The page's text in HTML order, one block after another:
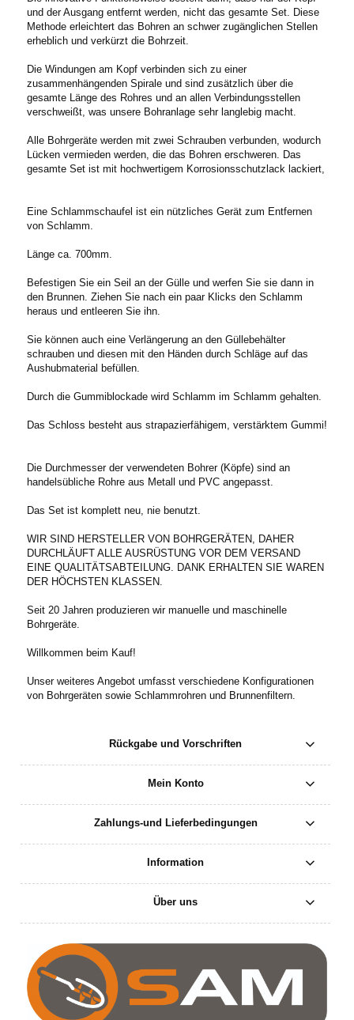
und der Ausgang entfernt werden, nicht das gesamte Set. Diese
Methode erleichtert das Bohren an schwer zugänglichen Stellen
erheblich und verkürzt die Bohrzeit.
Die Windungen am Kopf verbinden sich zu einer
zusammenhängenden Spirale und sind zusätzlich über die
gesamte Länge des Rohres und an allen Verbindungsstellen
verschweißt, was unsere Bohranlage sehr langlebig macht.
Alle Bohrgeräte werden mit zwei Schrauben verbunden, wodurch
Lücken vermieden werden, die das Bohren erschweren. Das
gesamte Set ist mit hochwertigem Korrosionsschutzlack lackiert,
Eine Schlammschaufel ist ein nützliches Gerät zum Entfernen
von Schlamm.
Länge ca. 700mm.
Befestigen Sie ein Seil an der Gülle und werfen Sie sie dann in
den Brunnen. Ziehen Sie nach ein paar Klicks den Schlamm
heraus und entleeren Sie ihn.
Sie können auch eine Verlängerung an den Güllebehälter
schrauben und diesen mit den Händen durch Schläge auf das
Aushubmaterial befüllen.
Durch die Gummiblockade wird Schlamm im Schlamm gehalten.
Das Schloss besteht aus strapazierfähigem, verstärktem Gummi!
Die Durchmesser der verwendeten Bohrer (Köpfe) sind an
handelsübliche Rohre aus Metall und PVC angepasst.
Das Set ist komplett neu, nie benutzt.
WIR SIND HERSTELLER VON BOHRGERÄTEN, DAHER
DURCHLÄUFT ALLE AUSRÜSTUNG VOR DEM VERSAND
EINE QUALITÄTSABTEILUNG. DANK ERHALTEN SIE WAREN
DER HÖCHSTEN KLASSEN.
Seit 20 Jahren produzieren wir manuelle und maschinelle
Bohrgeräte.
Willkommen beim Kauf!
Unser weiteres Angebot umfasst verschiedene Konfigurationen
von Bohrgeräten sowie Schlammrohren und Brunnenfiltern.
Rückgabe und Vorschriften
Mein Konto
Zahlungs-und Lieferbedingungen
Information
Über uns